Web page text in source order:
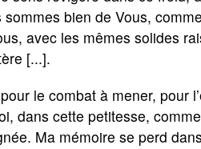
bien de Vous,
avec les mêmes solides
[...].
le combat à mener, pour
dans cette petitesse,
Ma mémoire se perd